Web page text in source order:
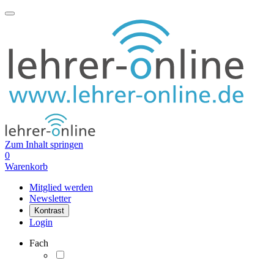
Zum Inhalt springen
0
Warenkorb
Mitglied werden
Newsletter
Kontrast
Login
Fach